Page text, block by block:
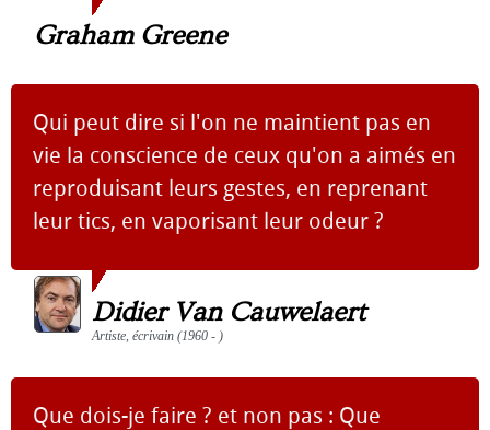
Graham Greene
Qui peut dire si l'on ne maintient pas en
vie la conscience de ceux qu'on a aimés en
reproduisant leurs gestes, en reprenant
leur tics, en vaporisant leur odeur ?
Didier Van Cauwelaert
Artiste, écrivain (1960 - )
Que dois-je faire ? et non pas : Que